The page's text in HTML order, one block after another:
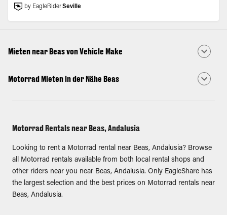
by EagleRiderSeville
Mieten near Beas von Vehicle Make
Motorrad Mieten in der Nähe Beas
Motorrad Rentals near Beas, Andalusia
Looking to rent a Motorrad rental near Beas, Andalusia? Browse
all Motorrad rentals available from both local rental shops and
other riders near you near Beas, Andalusia. Only EagleShare has
the largest selection and the best prices on Motorrad rentals near
Beas, Andalusia.